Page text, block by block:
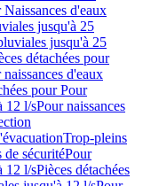
Naissances d'eaux
jusqu'à 25
jusqu'à 25
détachées pour
naissances d'eaux
pour Pour
12 l/sPour naissances
Trop-pleins
de sécuritéPour
12 l/sPièces détachées